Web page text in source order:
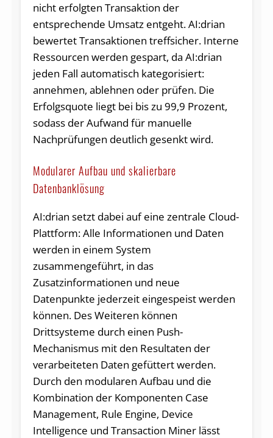
nicht erfolgten Transaktion der
entsprechende Umsatz entgeht. AI:drian
bewertet Transaktionen treffsicher. Interne
Ressourcen werden gespart, da AI:drian
jeden Fall automatisch kategorisiert:
annehmen, ablehnen oder prüfen. Die
Erfolgsquote liegt bei bis zu 99,9 Prozent,
sodass der Aufwand für manuelle
Nachprüfungen deutlich gesenkt wird.
Modularer Aufbau und skalierbare
Datenbanklösung
AI:drian setzt dabei auf eine zentrale Cloud-
Plattform: Alle Informationen und Daten
werden in einem System
zusammengeführt, in das
Zusatzinformationen und neue
Datenpunkte jederzeit eingespeist werden
können. Des Weiteren können
Drittsysteme durch einen Push-
Mechanismus mit den Resultaten der
verarbeiteten Daten gefüttert werden.
Durch den modularen Aufbau und die
Kombination der Komponenten Case
Management, Rule Engine, Device
Intelligence und Transaction Miner lässt